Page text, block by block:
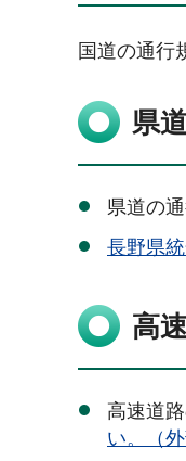
国道の通行
県道
県道の
長野県
高
高速道
い。（